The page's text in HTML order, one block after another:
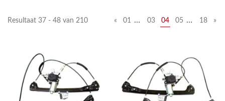
Resultaat 37 - 48 van 210 « 01 … 03 04 05 … 18 »